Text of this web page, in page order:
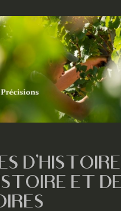
ET DE
des cookies